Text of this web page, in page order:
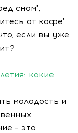
сном",
от кофе"
если вы уже
какие
молодость и
– это